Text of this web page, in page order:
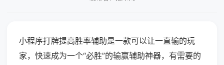
小程序打牌提高胜率辅助是一款可以让一直输的玩
家，快速成为一个“必胜”的输赢辅助神器，有需要的